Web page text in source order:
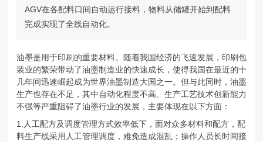
AGV在各配料口间自动运行接料，物料从储罐开始到配料
完成实现了全线自动化。
油墨是用于印刷的重要材料。随着我国经济的飞速发展，印刷包
装业的繁荣带动了油墨制造业的快速成长，使得我国在最近的十
几年间迅速崛起成为世界油墨制造大国之一。但与此同时，油墨
生产也存在不足，其中自动化程度不高、生产工艺技术创新能力
不强等严重阻碍了油墨行业的发展，主要体现在以下方面：
1.人工配方及调度管理方式效率低下，面对众多材料和配方，配
料生产线采用人工管理调度，难免造成混乱；操作人员长时间接